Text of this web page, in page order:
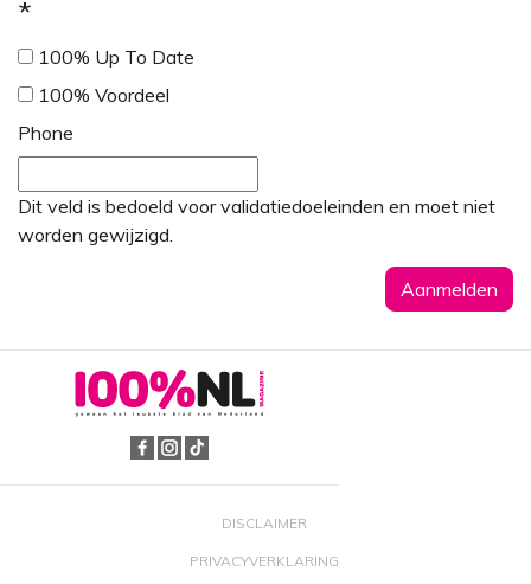
*
100% Up To Date
100% Voordeel
Phone
Dit veld is bedoeld voor validatiedoeleinden en moet niet
worden gewijzigd.
DISCLAIMER
PRIVACYVERKLARING